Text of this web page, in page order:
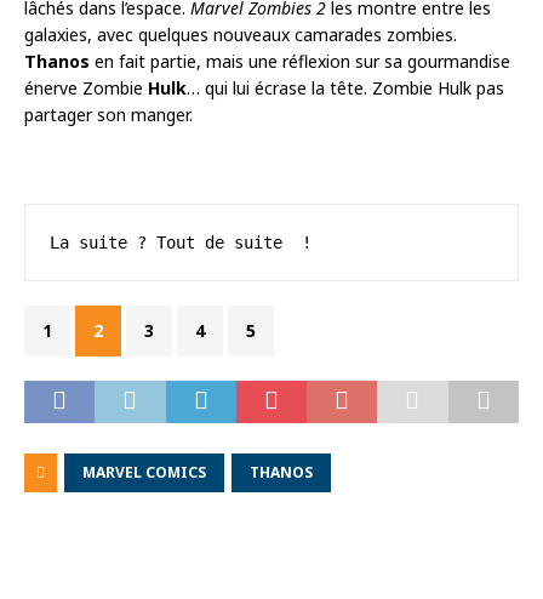
lâchés dans l’espace. Marvel Zombies 2 les montre entre les
galaxies, avec quelques nouveaux camarades zombies.
Thanos en fait partie, mais une réflexion sur sa gourmandise
énerve Zombie Hulk… qui lui écrase la tête. Zombie Hulk pas
partager son manger.
La suite ? Tout de suite  !
1 2 3 4 5
MARVEL COMICS THANOS